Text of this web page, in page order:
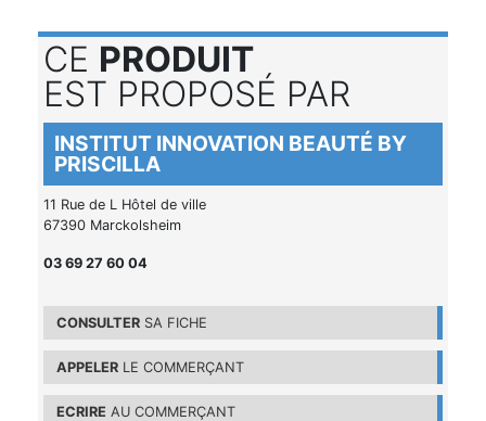
CE PRODUIT
EST PROPOSÉ PAR
INSTITUT INNOVATION BEAUTÉ BY
PRISCILLA
11 Rue de L Hôtel de ville
67390 Marckolsheim
03 69 27 60 04
CONSULTER SA FICHE
APPELER LE COMMERÇANT
ECRIRE AU COMMERÇANT